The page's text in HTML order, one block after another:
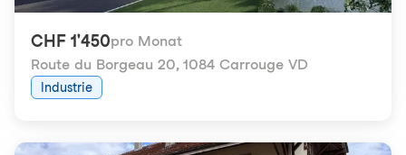
CHF 1'450pro Monat
Route du Borgeau 20, 1084 Carrouge VD
Industrie